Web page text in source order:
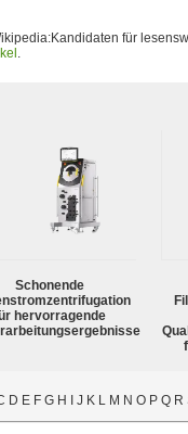
für
.
Schonende
hervorragende
D E F G H I J K L M N O P Q R